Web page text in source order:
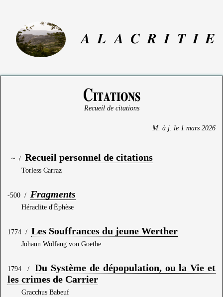
A L A C R I T I E
Citations
Recueil de citations
M. à j. le 1 mars 2026
~/ Recueil personnel de citations
Torless Carraz
-500 / Fragments
Héraclite d'Éphèse
1774 / Les Souffrances du jeune Werther
Johann Wolfang von Goethe
1794 /
Du Système de dépopulation, ou la Vie et
les crimes de Carrier
Gracchus Babeuf